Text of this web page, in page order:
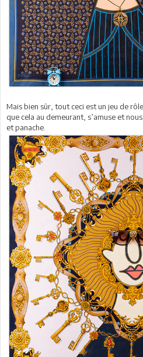
Mais bien sûr, tout ceci est un jeu de
que cela au demeurant, s’amuse et
et panache.